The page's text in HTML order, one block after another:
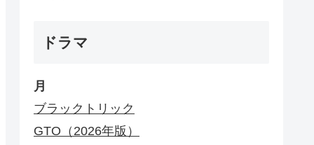
ドラマ
月
ブラックトリック
GTO（2026年版）